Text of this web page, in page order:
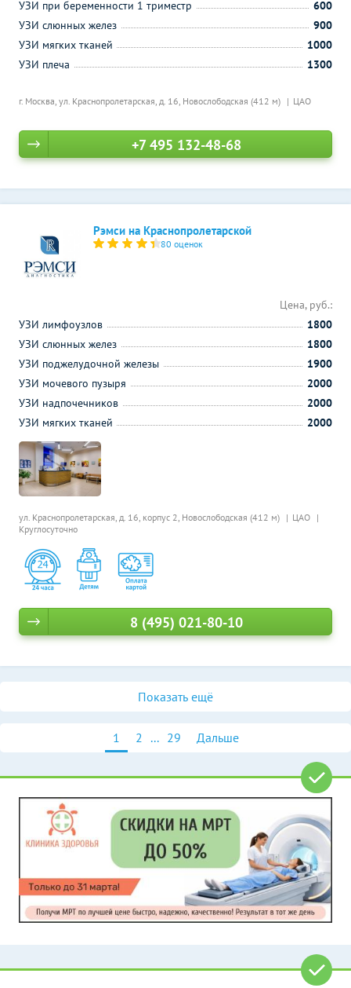
г. Москва, ул. Краснопролетарская, д. 16, Новослободская (412 м) ЦАО
УЗИ при беременности 1 триместр
600
УЗИ слюнных желез
900
УЗИ мягких тканей
1000
УЗИ плеча
1300
+7 495 132-48-68
Рэмси на Краснопролетарской
80 оценок
ул. Краснопролетарская, д. 16, корпус 2, Новослободская (412 м)
ЦАО
Круглосуточно
Цена, руб.:
УЗИ лимфоузлов
1800
УЗИ слюнных желез
1800
УЗИ поджелудочной железы
1900
УЗИ мочевого пузыря
2000
УЗИ надпочечников
2000
УЗИ мягких тканей
2000
8 (495) 021-80-10
Показать ещё
1 2 ... 29 Дальше